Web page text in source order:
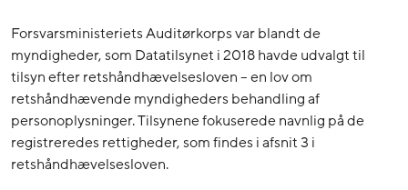
Forsvarsministeriets Auditørkorps var blandt de
myndigheder, som Datatilsynet i 2018 havde udvalgt til
tilsyn efter retshåndhævelsesloven – en lov om
retshåndhævende myndigheders behandling af
personoplysninger. Tilsynene fokuserede navnlig på de
registreredes rettigheder, som findes i afsnit 3 i
retshåndhævelsesloven.